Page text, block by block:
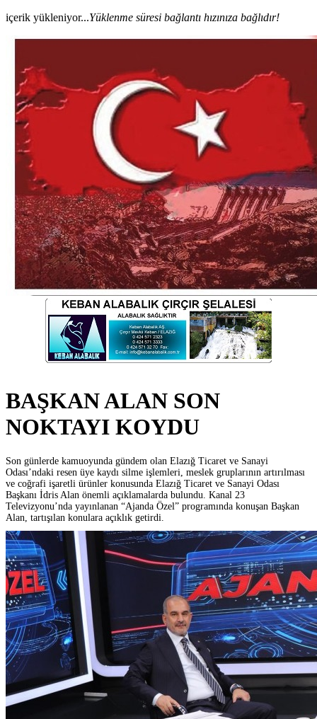
içerik yükleniyor...Yüklenme süresi bağlantı hızınıza bağlıdır!
BAŞKAN ALAN SON
NOKTAYI KOYDU
Son günlerde kamuoyunda gündem olan Elazığ Ticaret ve Sanayi
Odası’ndaki resen üye kaydı silme işlemleri, meslek gruplarının artırılması
ve coğrafi işaretli ürünler konusunda Elazığ Ticaret ve Sanayi Odası
Başkanı İdris Alan önemli açıklamalarda bulundu. Kanal 23
Televizyonu’nda yayınlanan “Ajanda Özel” programında konuşan Başkan
Alan, tartışılan konulara açıklık getirdi.